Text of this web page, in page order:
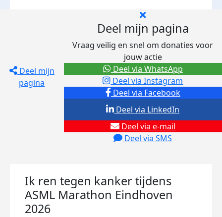
Deel mijn
pagina
Deel mijn pagina
Vraag veilig en snel om donaties voor
jouw actie
Deel via Facebook
Deel via Instagram
Deel via e-mail
Deel via SMS
Deel via LinkedIn
Deel via WhatsApp
Ik ren tegen kanker tijdens
ASML Marathon Eindhoven
2026